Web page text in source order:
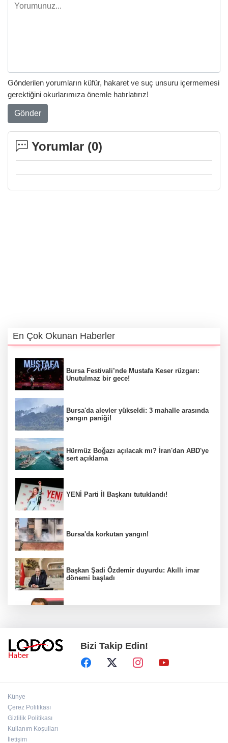
Gönderilen yorumların küfür, hakaret ve suç unsuru içermemesi
gerektiğini okurlarımıza önemle hatırlatırız!
Gönder
Yorumlar (0)
En Çok Okunan Haberler
Bursa Festivali’nde Mustafa Keser rüzgarı:
Unutulmaz bir gece!
Bursa'da alevler yükseldi: 3 mahalle arasında
yangın paniği!
Hürmüz Boğazı açılacak mı? İran'dan ABD'ye
sert açıklama
YENİ Parti İl Başkanı tutuklandı!
Bursa'da korkutan yangın!
Başkan Şadi Özdemir duyurdu: Akıllı imar
dönemi başladı
Bakan Gürlek duyurdu: İki çocuk cinayeti
aydınlatıldı!
Bizi Takip Edin!
Künye
Çerez Politikası
Gizlilik Politikası
Kullanım Koşulları
İletişim